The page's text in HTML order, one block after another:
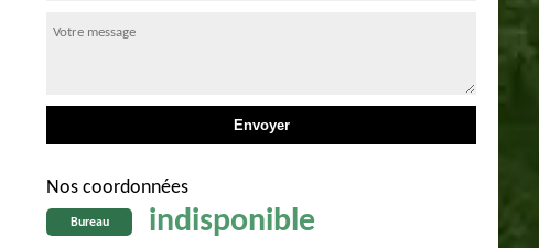
Nos coordonnées
Bureau indisponible